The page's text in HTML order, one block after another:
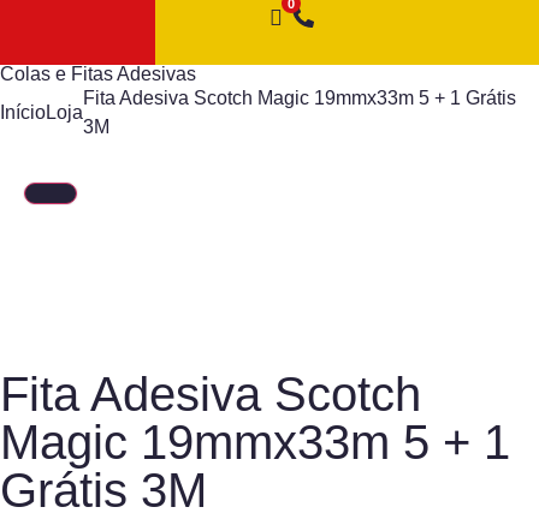
Colas e Fitas Adesivas
InícioLoja
Fita Adesiva Scotch Magic 19mmx33m 5 + 1 Grátis
3M
Fita Adesiva Scotch
Magic 19mmx33m 5 + 1
Grátis 3M